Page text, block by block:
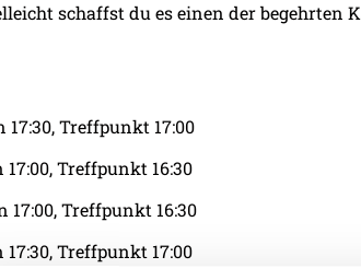
schaffst du es einen der begehrten
17:30, Treffpunkt 17:00
17:00, Treffpunkt 16:30
17:00, Treffpunkt 16:30
17:30, Treffpunkt 17:00